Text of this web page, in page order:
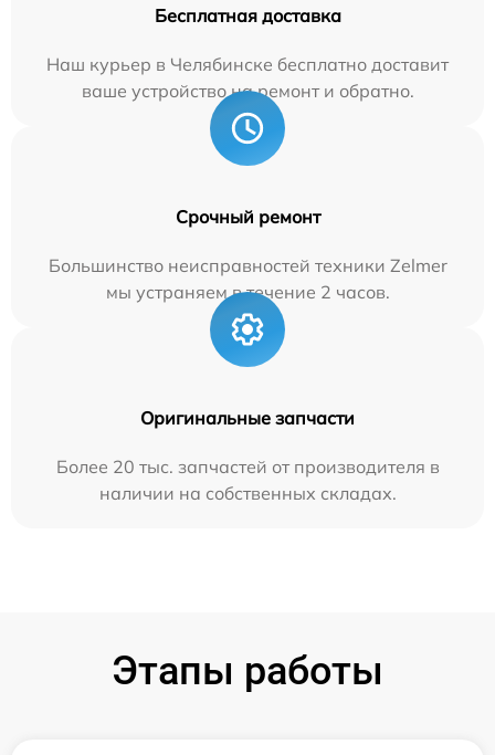
Бесплатная доставка
Наш курьер в Челябинске бесплатно доставит
ваше устройство на ремонт и обратно.
Срочный ремонт
Большинство неисправностей техники Zelmer
мы устраняем в течение 2 часов.
Оригинальные запчасти
Более 20 тыс. запчастей от производителя в
наличии на собственных складах.
Этапы работы